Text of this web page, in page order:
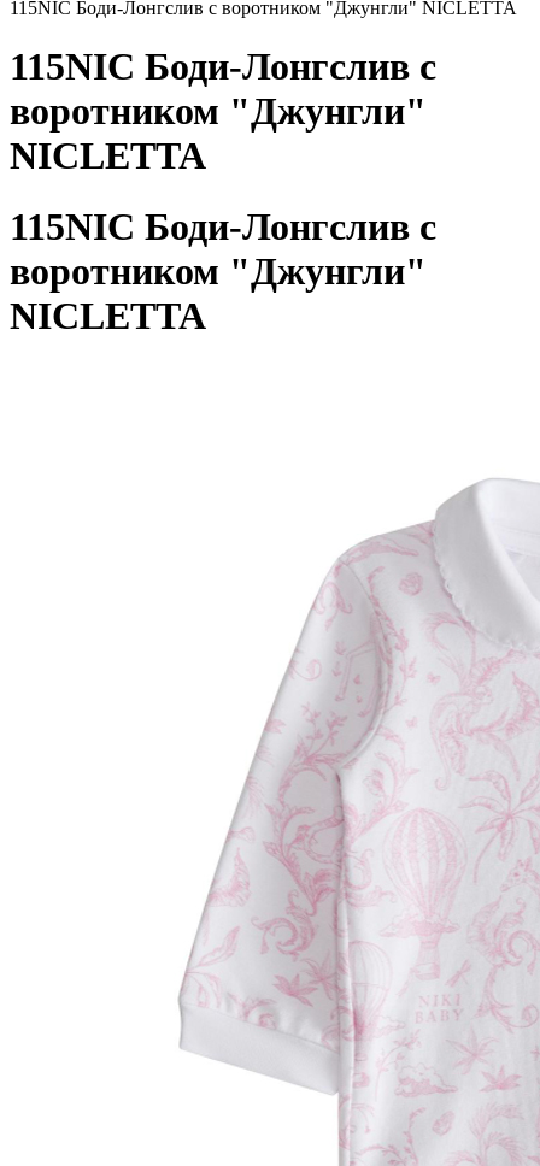
115NIC Боди-Лонгслив с воротником "Джунгли" NICLETTA
115NIC Боди-Лонгслив с
воротником "Джунгли"
NICLETTA
115NIC Боди-Лонгслив с
воротником "Джунгли"
NICLETTA